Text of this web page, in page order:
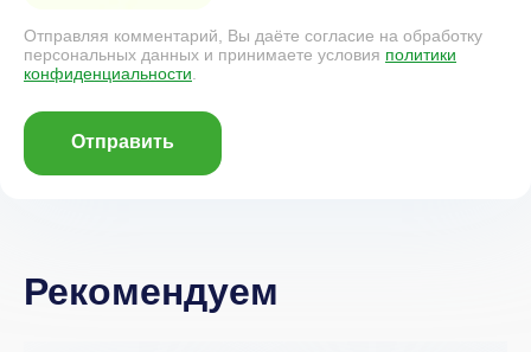
Отправляя комментарий, Вы даёте согласие на обработку
персональных данных и принимаете условия политики
конфиденциальности
Отправить
Рекомендуем